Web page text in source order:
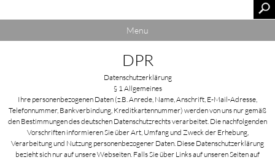
Menu
DPR
Datenschutzerklärung
§ 1 Allgemeines
Ihre personenbezogenen Daten (z.B. Anrede, Name, Anschrift, E-Mail-Adresse,
Telefonnummer, Bankverbindung, Kreditkartennummer) werden von uns nur gemäß
den Bestimmungen des deutschen Datenschutzrechts verarbeitet. Die nachfolgenden
Vorschriften informieren Sie über Art, Umfang und Zweck der Erhebung,
Verarbeitung und Nutzung personenbezogener Daten. Diese Datenschutzerklärung
bezieht sich nur auf unsere Webseiten. Falls Sie über Links auf unseren Seiten auf